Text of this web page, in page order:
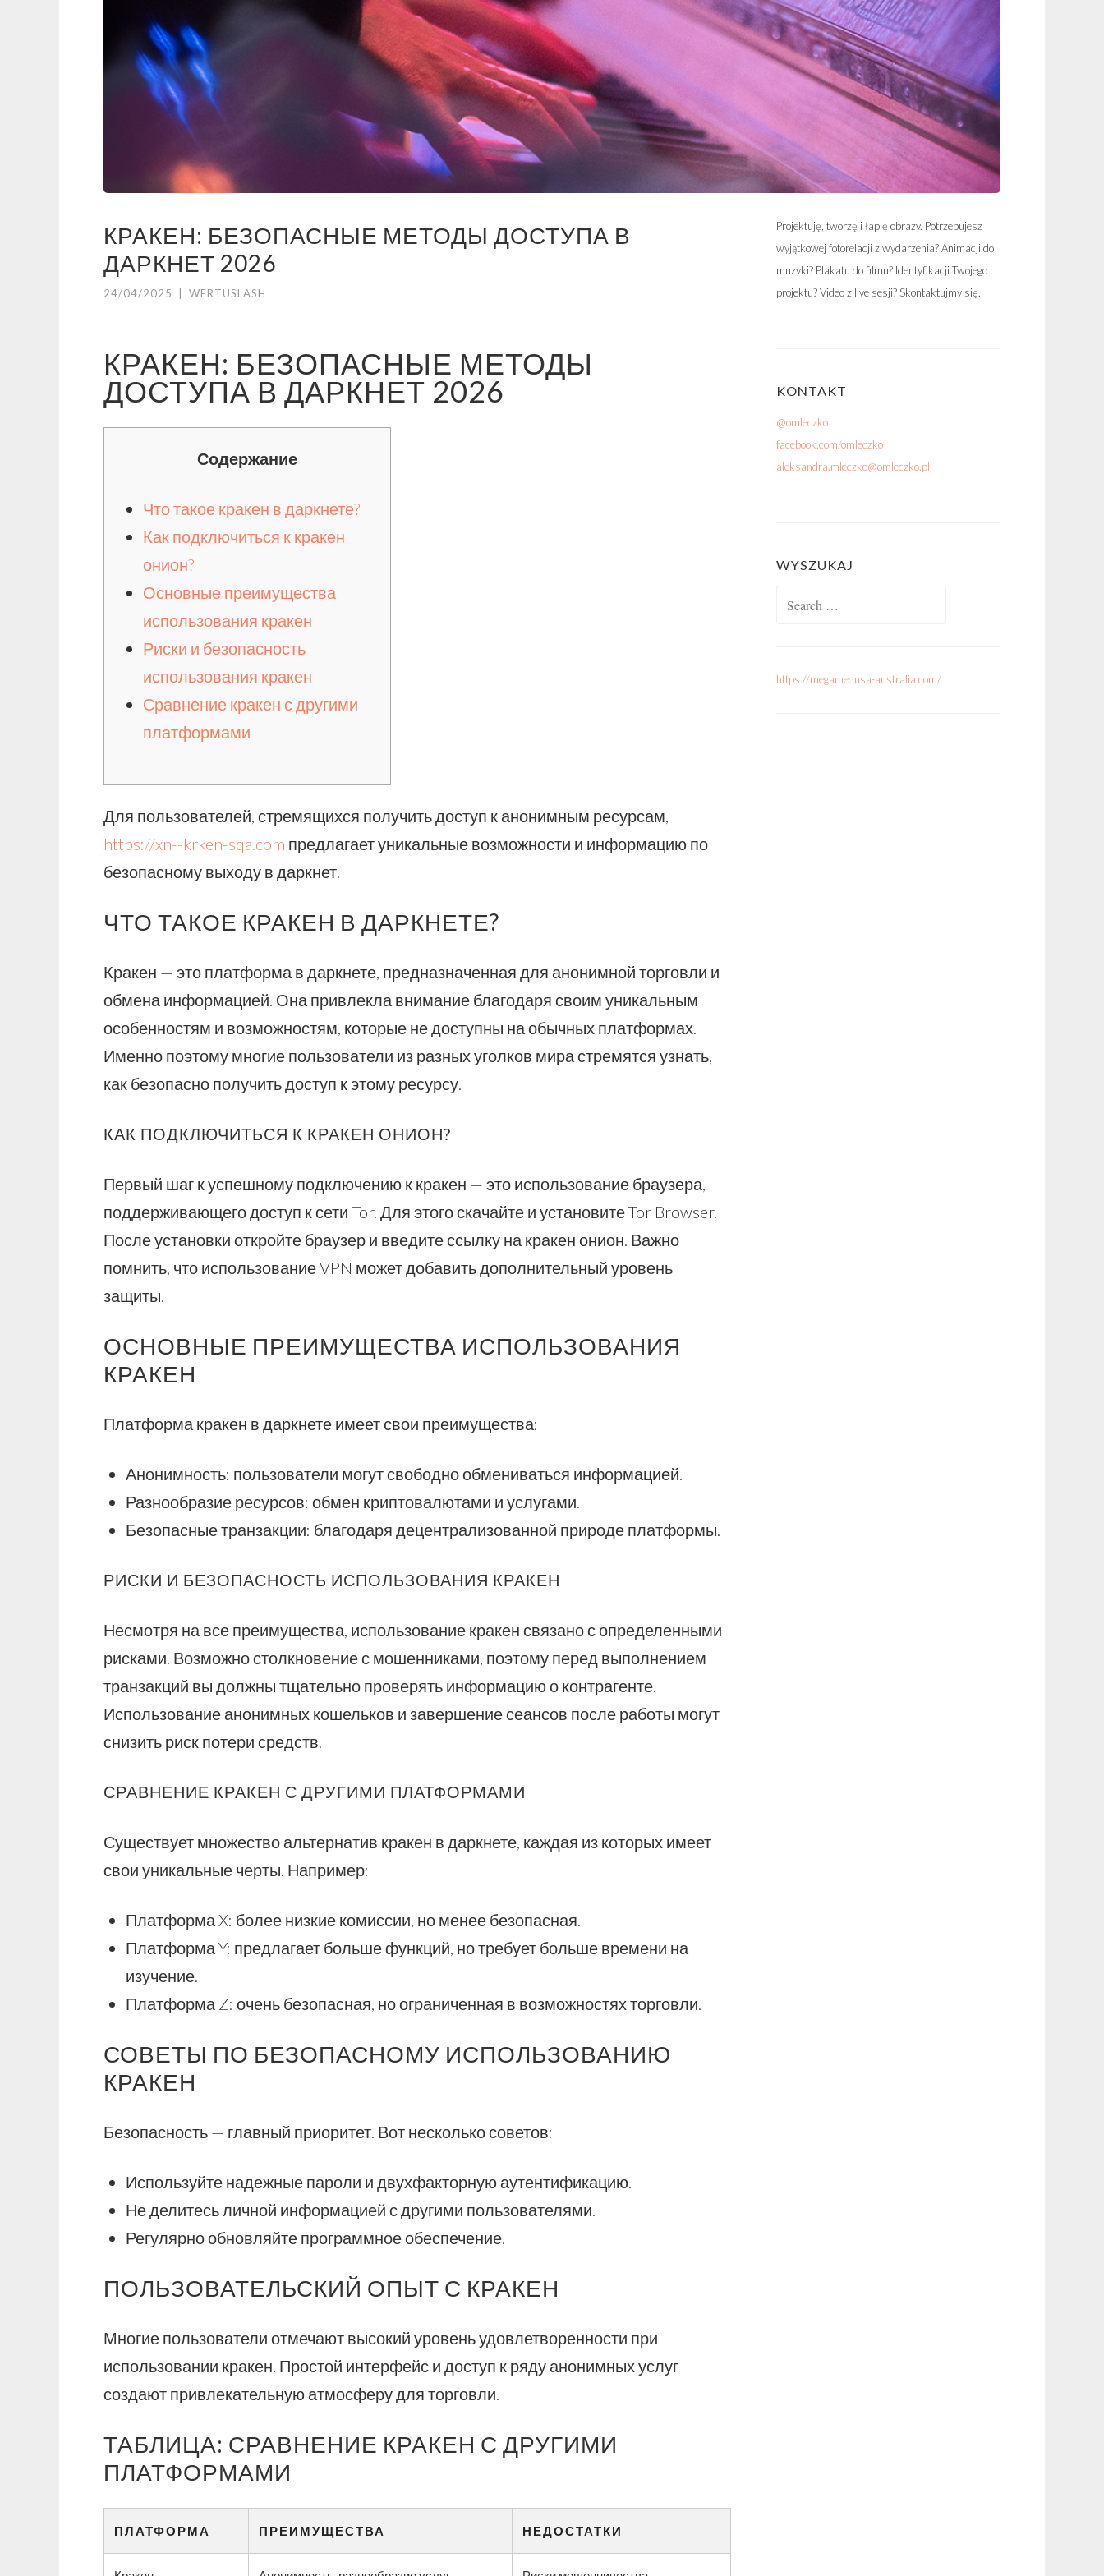
КРАКЕН: БЕЗОПАСНЫЕ МЕТОДЫ ДОСТУПА В
ДАРКНЕТ 2026
24/04/2025 WERTUSLASH
КРАКЕН: БЕЗОПАСНЫЕ МЕТОДЫ
ДОСТУПА В ДАРКНЕТ 2026
Содержание
Что такое кракен в даркнете?
Как подключиться к кракен
онион?
Основные преимущества
использования кракен
Риски и безопасность
использования кракен
Сравнение кракен с другими
платформами
Для пользователей, стремящихся получить доступ к анонимным ресурсам,
https://xn--krken-sqa.com предлагает уникальные возможности и информацию по
безопасному выходу в даркнет.
ЧТО ТАКОЕ КРАКЕН В ДАРКНЕТЕ?
Кракен — это платформа в даркнете, предназначенная для анонимной торговли и
обмена информацией. Она привлекла внимание благодаря своим уникальным
особенностям и возможностям, которые не доступны на обычных платформах.
Именно поэтому многие пользователи из разных уголков мира стремятся узнать,
как безопасно получить доступ к этому ресурсу.
КАК ПОДКЛЮЧИТЬСЯ К КРАКЕН ОНИОН?
Первый шаг к успешному подключению к кракен — это использование браузера,
поддерживающего доступ к сети Tor. Для этого скачайте и установите Tor Browser.
После установки откройте браузер и введите ссылку на кракен онион. Важно
помнить, что использование VPN может добавить дополнительный уровень
защиты.
ОСНОВНЫЕ ПРЕИМУЩЕСТВА ИСПОЛЬЗОВАНИЯ
КРАКЕН
Платформа кракен в даркнете имеет свои преимущества:
Анонимность: пользователи могут свободно обмениваться информацией.
Разнообразие ресурсов: обмен криптовалютами и услугами.
Безопасные транзакции: благодаря децентрализованной природе платформы.
РИСКИ И БЕЗОПАСНОСТЬ ИСПОЛЬЗОВАНИЯ КРАКЕН
Несмотря на все преимущества, использование кракен связано с определенными
рисками. Возможно столкновение с мошенниками, поэтому перед выполнением
транзакций вы должны тщательно проверять информацию о контрагенте.
Использование анонимных кошельков и завершение сеансов после работы могут
снизить риск потери средств.
СРАВНЕНИЕ КРАКЕН С ДРУГИМИ ПЛАТФОРМАМИ
Существует множество альтернатив кракен в даркнете, каждая из которых имеет
свои уникальные черты. Например:
Платформа X: более низкие комиссии, но менее безопасная.
Платформа Y: предлагает больше функций, но требует больше времени на
изучение.
Платформа Z: очень безопасная, но ограниченная в возможностях торговли.
СОВЕТЫ ПО БЕЗОПАСНОМУ ИСПОЛЬЗОВАНИЮ
КРАКЕН
Безопасность — главный приоритет. Вот несколько советов:
Используйте надежные пароли и двухфакторную аутентификацию.
Не делитесь личной информацией с другими пользователями.
Регулярно обновляйте программное обеспечение.
ПОЛЬЗОВАТЕЛЬСКИЙ ОПЫТ С КРАКЕН
Многие пользователи отмечают высокий уровень удовлетворенности при
использовании кракен. Простой интерфейс и доступ к ряду анонимных услуг
создают привлекательную атмосферу для торговли.
ТАБЛИЦА: СРАВНЕНИЕ КРАКЕН С ДРУГИМИ
ПЛАТФОРМАМИ
ПЛАТФОРМА ПРЕИМУЩЕСТВА НЕДОСТАТКИ
Projektuję, tworzę i łapię obrazy. Potrzebujesz
wyjątkowej fotorelacji z wydarzenia? Animacji do
muzyki? Plakatu do filmu? Identyfikacji Twojego
projektu? Video z live sesji? Skontaktujmy się.
KONTAKT
@omleczko
facebook.com/omleczko
aleksandra.mleczko@omleczko.pl
WYSZUKAJ
https://megamedusa-australia.com/